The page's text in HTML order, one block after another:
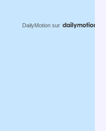
DailyMotion sur